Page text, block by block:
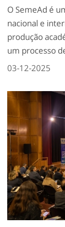
O SemeAd é
nacional e
produção
um processo
03-12-2025